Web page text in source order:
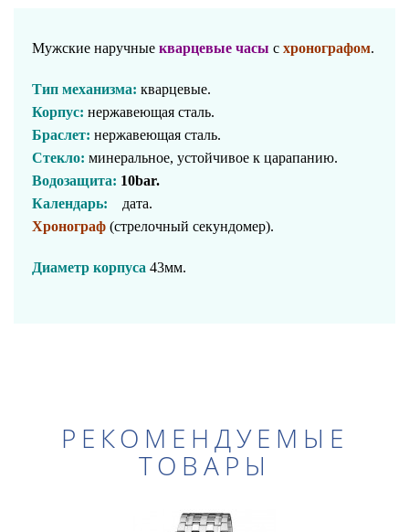
Мужские наручные кварцевые часы с хронографом.
Тип механизма: кварцевые.
Корпус: нержавеющая сталь.
Браслет: нержавеющая сталь.
Стекло: минеральное, устойчивое к царапанию.
Водозащита: 10bar.
Календарь:
дата.
Хронограф (стрелочный секундомер).
Диаметр корпуса 43мм.
РЕКОМЕНДУЕМЫЕ
ТОВАРЫ